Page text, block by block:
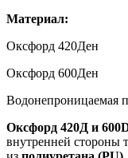
Материал:
Оксфорд 420Ден
Оксфорд 600Ден
Водонепроницаемая
Оксфорд 420Д и
внутренней стороны